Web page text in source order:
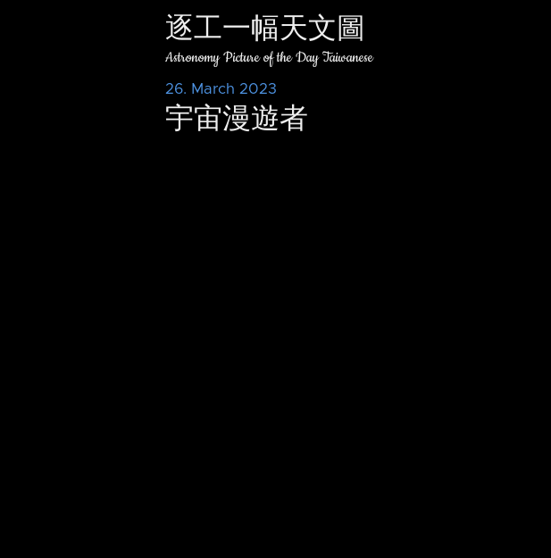
逐工一幅天文圖
Astronomy Picture of the Day Taiwanese
26. March 2023
宇宙漫遊者